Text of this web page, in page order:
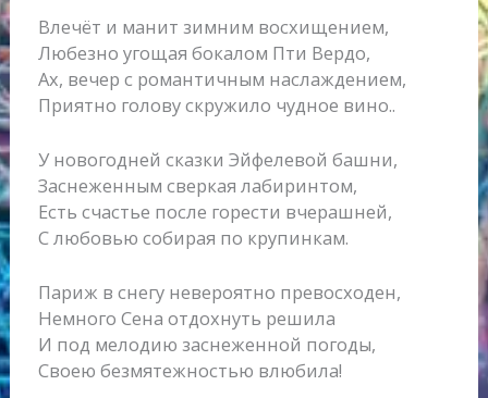
Влечёт и манит зимним восхищением,
Любезно угощая бокалом Пти Вердо,
Ах, вечер с романтичным наслаждением,
Приятно голову скружило чудное вино..
У новогодней сказки Эйфелевой башни,
Заснеженным сверкая лабиринтом,
Есть счастье после горести вчерашней,
С любовью собирая по крупинкам.
Париж в снегу невероятно превосходен,
Немного Сена отдохнуть решила
И под мелодию заснеженной погоды,
Своею безмятежностью влюбила!